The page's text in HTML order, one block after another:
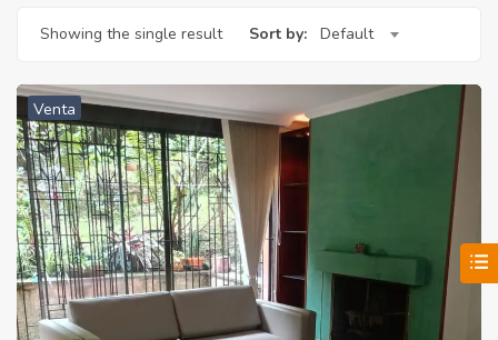
Showing the single result Sort by: Default
Venta